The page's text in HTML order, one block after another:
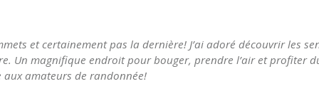
et certainement pas la dernière! J’ai adoré découvrir les
Un magnifique endroit pour bouger, prendre l’air et profiter
amateurs de randonnée!